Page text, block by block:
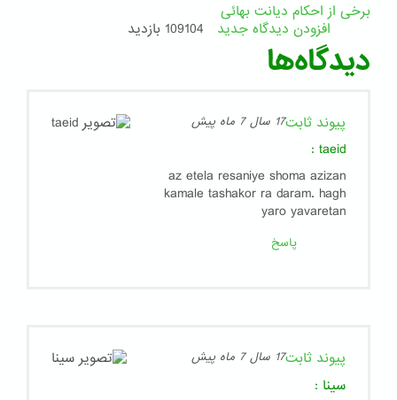
برخی از احکام دیانت بهائی
افزودن دیدگاه جدید
109104 بازدید
دیدگاه‌ها
پیوند ثابت17 سال 7 ماه پیش
taeid
:
az etela resaniye shoma azizan
kamale tashakor ra daram. hagh
yaro yavaretan
پاسخ
پیوند ثابت17 سال 7 ماه پیش
سینا :